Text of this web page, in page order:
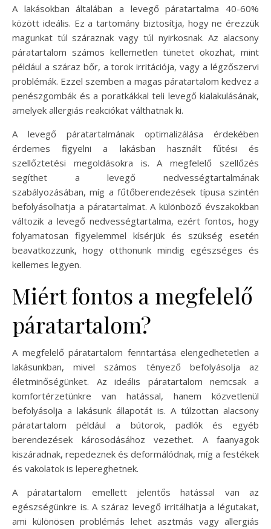
A lakásokban általában a levegő páratartalma 40-60%
között ideális. Ez a tartomány biztosítja, hogy ne érezzük
magunkat túl száraznak vagy túl nyirkosnak. Az alacsony
páratartalom számos kellemetlen tünetet okozhat, mint
például a száraz bőr, a torok irritációja, vagy a légzőszervi
problémák. Ezzel szemben a magas páratartalom kedvez a
penészgombák és a poratkákkal teli levegő kialakulásának,
amelyek allergiás reakciókat válthatnak ki.
A levegő páratartalmának optimalizálása érdekében
érdemes figyelni a lakásban használt fűtési és
szellőztetési megoldásokra is. A megfelelő szellőzés
segíthet a levegő nedvességtartalmának
szabályozásában, míg a fűtőberendezések típusa szintén
befolyásolhatja a páratartalmat. A különböző évszakokban
változik a levegő nedvességtartalma, ezért fontos, hogy
folyamatosan figyelemmel kísérjük és szükség esetén
beavatkozzunk, hogy otthonunk mindig egészséges és
kellemes legyen.
Miért fontos a megfelelő
páratartalom?
A megfelelő páratartalom fenntartása elengedhetetlen a
lakásunkban, mivel számos tényező befolyásolja az
életminőségünket. Az ideális páratartalom nemcsak a
komfortérzetünkre van hatással, hanem közvetlenül
befolyásolja a lakásunk állapotát is. A túlzottan alacsony
páratartalom például a bútorok, padlók és egyéb
berendezések károsodásához vezethet. A faanyagok
kiszáradnak, repedeznek és deformálódnak, míg a festékek
és vakolatok is lepereghetnek.
A páratartalom emellett jelentős hatással van az
egészségünkre is. A száraz levegő irritálhatja a légutakat,
ami különösen problémás lehet asztmás vagy allergiás